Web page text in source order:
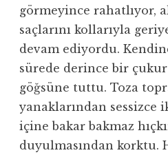
görmeyince rahatlıyor,
saçlarını kollarıyla
devam ediyordu.
sürede derince bir
göğsüne tuttu. Toza
yanaklarından sessizce
içine bakar bakmaz
duyulmasından korktu.